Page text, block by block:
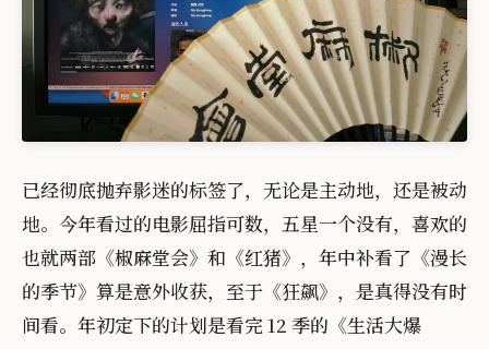
已经彻底抛弃影迷的标签了，无论是主动地，还是被动
地。今年看过的电影屈指可数，五星一个没有，喜欢的
也就两部《椒麻堂会》和《红猪》，年中补看了《漫长
的季节》算是意外收获，至于《狂飙》，是真得没有时
间看。年初定下的计划是看完 12 季的《生活大爆